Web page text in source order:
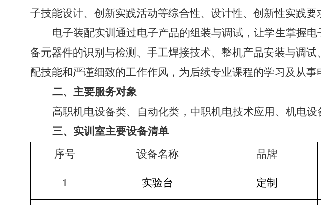
子技能设计、创新实践活动等综合性、设计性、创新性实践要
电子装配实训通过电子产品的组装与调试，让学生掌握
备元器件的识别与检测、手工焊接技术、整机产品安装与调
配技能和严谨细致的工作作风，为后续专业课程的学习及从事
二、主要服务对象
高职机电设备类、自动化类，中职机电技术应用、机电
三、实训室主要设备清单
序号
设备名称 品牌
1 实验台 定制